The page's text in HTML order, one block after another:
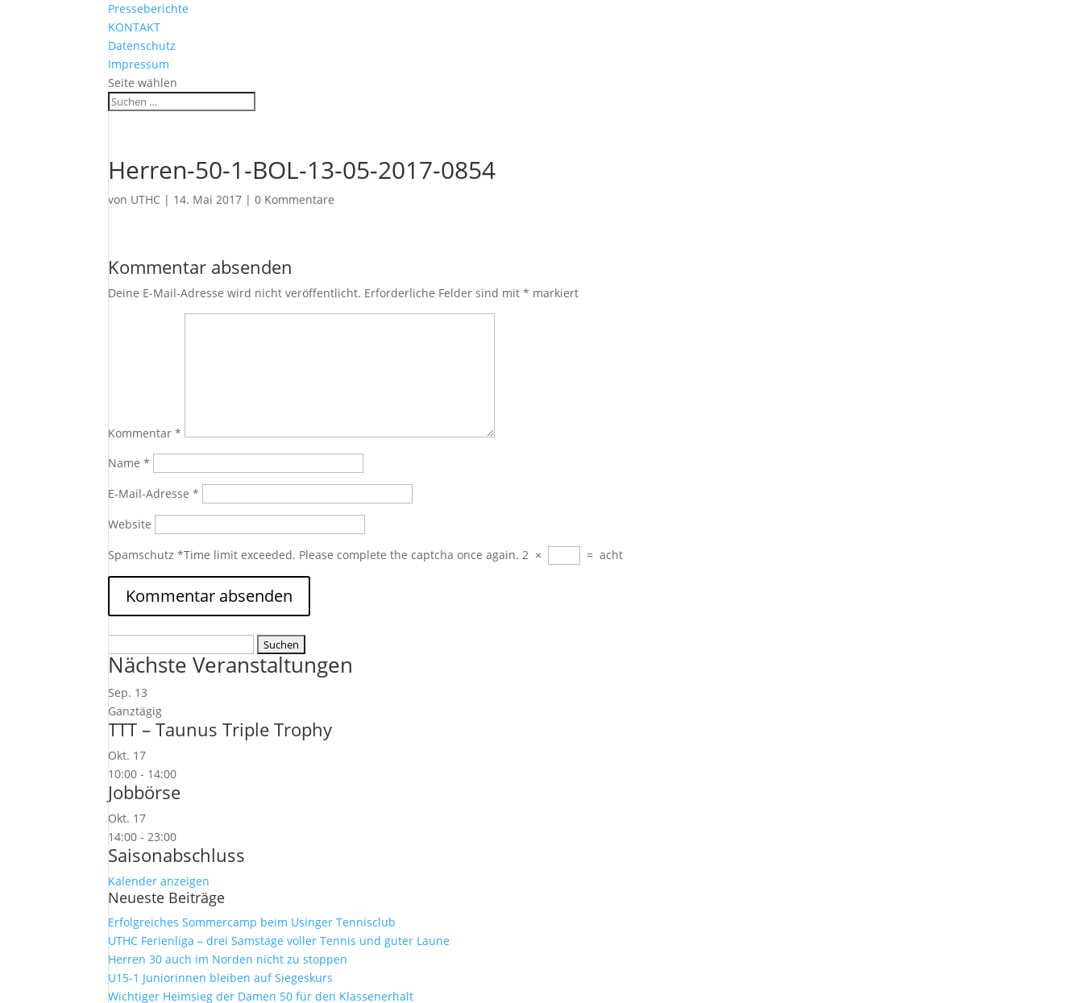
Presseberichte
KONTAKT
Datenschutz
Impressum
Seite wählen
Herren-50-1-BOL-13-05-2017-0854
von UTHC | 14. Mai 2017 |0 Kommentare
Kommentar absenden
Deine E-Mail-Adresse wird nicht veröffentlicht. Erforderliche Felder sind mit* markiert
Kommentar*
Name*
E-Mail-Adresse*
Website
Spamschutz *Time limit exceeded. Please complete the captcha once again. 2 × = acht
nach:
Nächste Veranstaltungen
Sep. 13
Ganztägig
TTT – Taunus Triple Trophy
Okt. 17
10:00 - 14:00
Jobbörse
Okt. 17
14:00 -23:00
Saisonabschluss
Kalender anzeigen
Neueste Beiträge
Erfolgreiches Sommercamp beim Usinger Tennisclub
UTHC Ferienliga – drei Samstage voller Tennis und guter Laune
Herren 30 auch im Norden nicht zu stoppen
U15-1 Juniorinnen bleiben auf Siegeskurs
Wichtiger Heimsieg der Damen 50 für den Klassenerhalt